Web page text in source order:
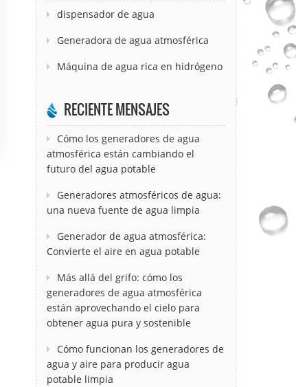
dispensador de agua
Generadora de agua atmosférica
Máquina de agua rica en hidrógeno
RECIENTE MENSAJES
Cómo los generadores de agua
atmosférica están cambiando el
futuro del agua potable
Generadores atmosféricos de agua:
una nueva fuente de agua limpia
Generador de agua atmosférica:
Convierte el aire en agua potable
Más allá del grifo: cómo los
generadores de agua atmosférica
están aprovechando el cielo para
obtener agua pura y sostenible
Cómo funcionan los generadores de
agua y aire para producir agua
potable limpia